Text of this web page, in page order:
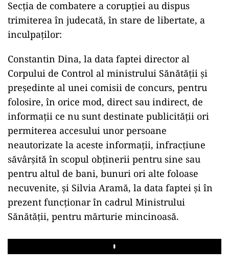
Secţia de combatere a corupţiei au dispus
trimiterea în judecată, în stare de libertate, a
inculpaţilor:
Constantin Dina, la data faptei director al
Corpului de Control al ministrului Sănătăţii şi
preşedinte al unei comisii de concurs, pentru
folosire, în orice mod, direct sau indirect, de
informaţii ce nu sunt destinate publicităţii ori
permiterea accesului unor persoane
neautorizate la aceste informaţii, infracţiune
săvârşită în scopul obţinerii pentru sine sau
pentru altul de bani, bunuri ori alte foloase
necuvenite, şi Silvia Aramă, la data faptei şi în
prezent funcţionar în cadrul Ministrului
Sănătăţii, pentru mărturie mincinoasă.
Play